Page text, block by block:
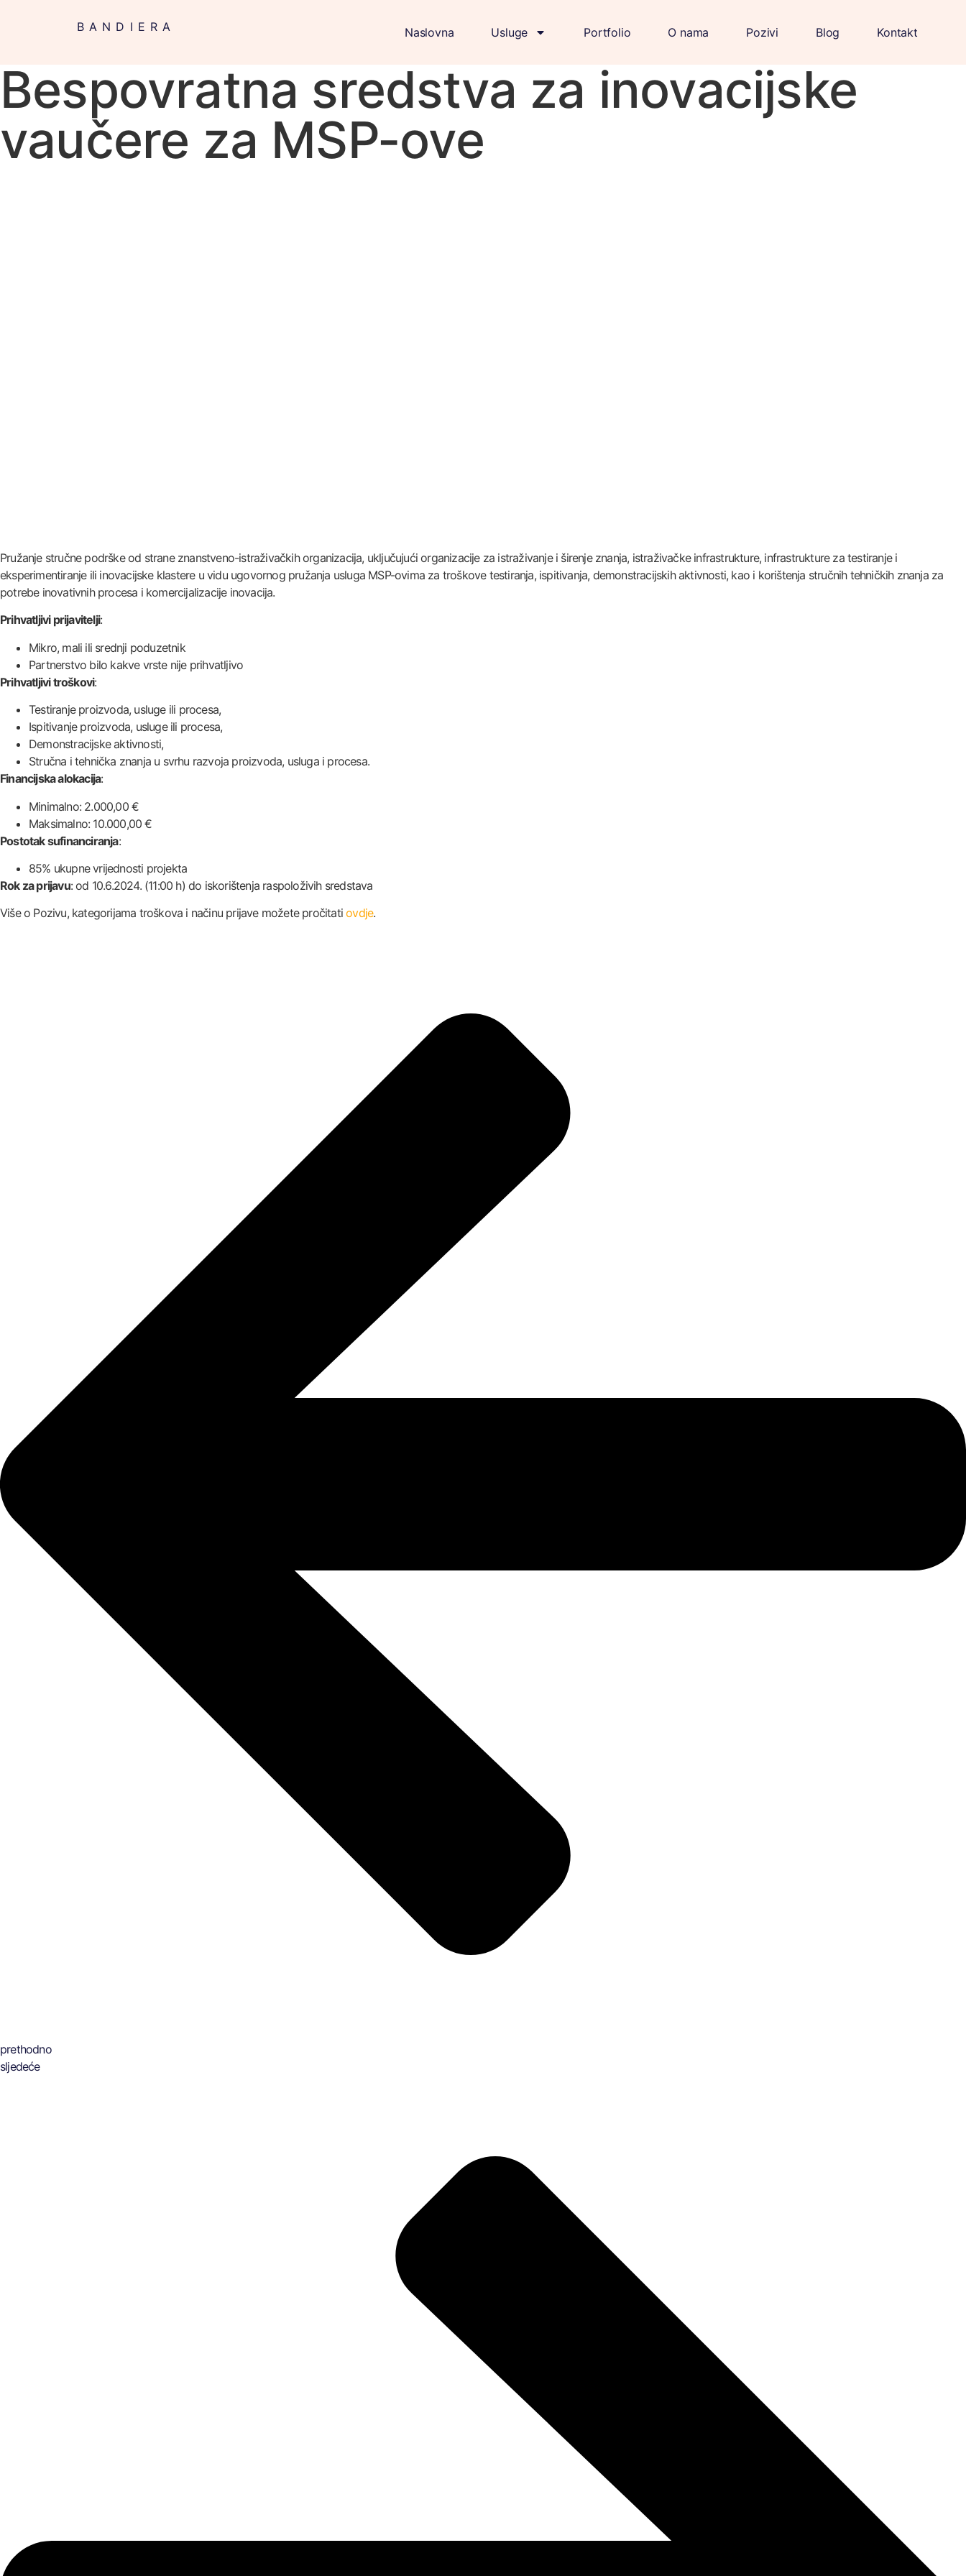
BANDIERA Naslovna Usluge Portfolio O nama Pozivi Blog Kontakt
Bespovratna sredstva za inovacijske
vaučere za MSP-ove
Pružanje stručne podrške od strane znanstveno-istraživačkih organizacija, uključujući organizacije za istraživanje i širenje znanja, istraživačke infrastrukture, infrastrukture za testiranje i
eksperimentiranje ili inovacijske klastere u vidu ugovornog pružanja usluga MSP-ovima za troškove testiranja, ispitivanja, demonstracijskih aktivnosti, kao i korištenja stručnih tehničkih znanja za
potrebe inovativnih procesa i komercijalizacije inovacija.
Prihvatljivi prijavitelji:
Mikro, mali ili srednji poduzetnik
Partnerstvo bilo kakve vrste nije prihvatljivo
Prihvatljivi troškovi:
Testiranje proizvoda, usluge ili procesa,
Ispitivanje proizvoda, usluge ili procesa,
Demonstracijske aktivnosti,
Stručna i tehnička znanja u svrhu razvoja proizvoda, usluga i procesa.
Financijska alokacija:
Minimalno: 2.000,00 €
Maksimalno: 10.000,00 €
Postotak sufinanciranja:
85% ukupne vrijednosti projekta
Rok za prijavu: od 10.6.2024. (11:00 h) do iskorištenja raspoloživih sredstava
Više o Pozivu, kategorijama troškova i načinu prijave možete pročitatiovdje.
prethodno
sljedeće